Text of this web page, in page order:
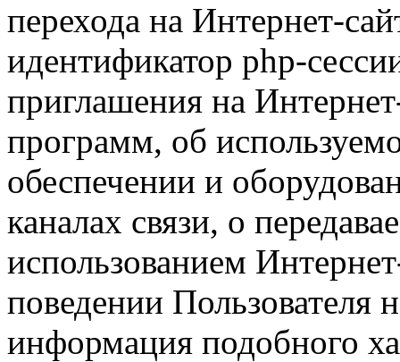
перехода на Интернет-
идентификатор php-
приглашения на
программ, об
обеспечении и
каналах связи, о
использованием
поведении Пользователя
информация подобного